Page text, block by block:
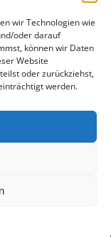
wir Technologien wie
oder darauf
können wir Daten
Website
oder zurückziehst,
werden.